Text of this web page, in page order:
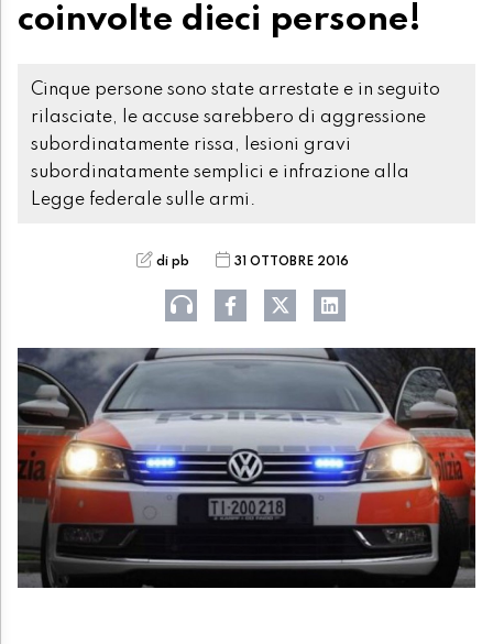
coinvolte dieci persone!
Cinque persone sono state arrestate e in seguito
rilasciate, le accuse sarebbero di aggressione
subordinatamente rissa, lesioni gravi
subordinatamente semplici e infrazione alla
Legge federale sulle armi.
di pb 31 OTTOBRE 2016